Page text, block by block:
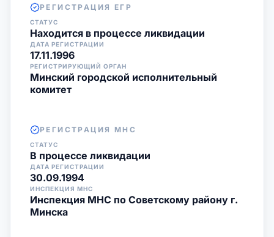
РЕГИСТРАЦИЯ ЕГР
СТАТУС
Находится в процессе ликвидации
ДАТА РЕГИСТРАЦИИ
17.11.1996
РЕГИСТРИРУЮЩИЙ ОРГАН
Минский городской исполнительный
комитет
РЕГИСТРАЦИЯ МНС
СТАТУС
В процессе ликвидации
ДАТА РЕГИСТРАЦИИ
30.09.1994
ИНСПЕКЦИЯ МНС
Инспекция МНС по Советскому району г.
Минска